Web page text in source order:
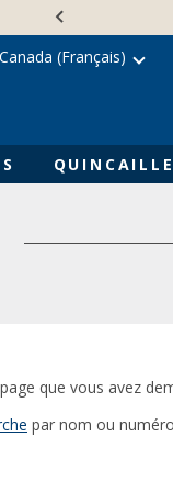
Canada (Français)
que vous avez
par nom ou